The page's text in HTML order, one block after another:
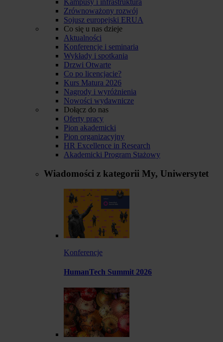
Zrównoważony rozwój
Sojusz europejski ERUA
Co się u nas dzieje
Aktualności
Konferencje i seminaria
Wykłady i spotkania
Drzwi Otwarte
Co po licencjacie?
Kurs Matura 2026
Nagrody i wyróżnienia
Nowości wydawnicze
Dołącz do nas
Oferty pracy
Pion akademicki
Pion organizacyjny
HR Excellence in Research
Akademicki Program Stażowy
Wiadomości z kategorii My, Uniwersytet
Konferencje
HumanTech Summit 2026